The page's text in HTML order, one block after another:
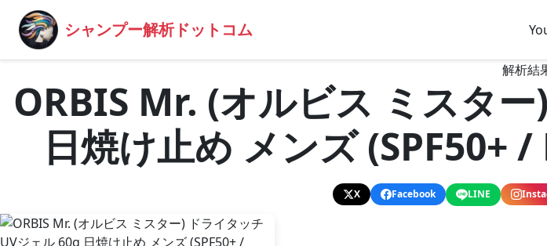
シャンプー解析ドットコム
解析結
ORBIS Mr. (オルビス ミスタ
日焼け止め メンズ (SPF50+
X Facebook LINE